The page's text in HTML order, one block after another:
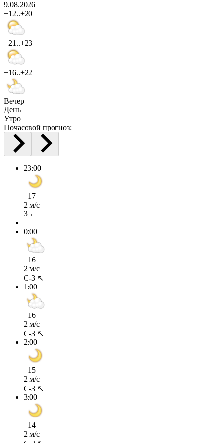
9.08.2026
+12..+20
+21..+23
+16..+22
Вечер
День
Утро
Почасовой прогноз:
23:00
+17
2 м/с
З ←
0:00
+16
2 м/с
С-З ↖
1:00
+16
2 м/с
С-З ↖
2:00
+15
2 м/с
С-З ↖
3:00
+14
2 м/с